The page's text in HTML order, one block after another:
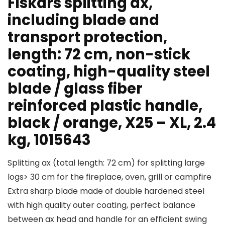
including blade and
transport protection,
length: 72 cm, non-stick
coating, high-quality steel
blade / glass fiber
reinforced plastic handle,
black / orange, X25 – XL, 2.4
kg, 1015643
Splitting ax (total length: 72 cm) for splitting large
logs> 30 cm for the fireplace, oven, grill or campfire
Extra sharp blade made of double hardened steel
with high quality outer coating, perfect balance
between ax head and handle for an efficient swing